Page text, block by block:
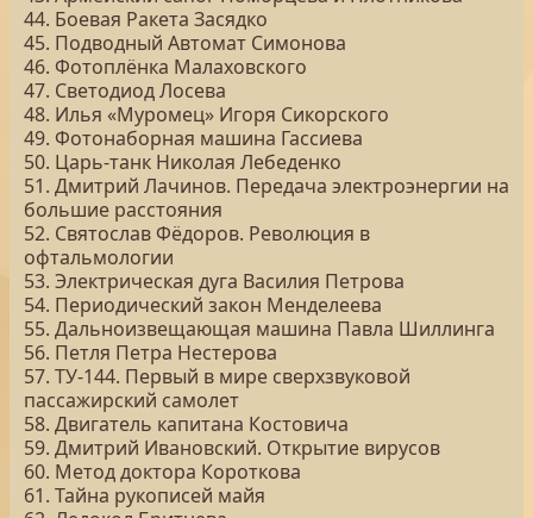
44. Боевая Ракета Засядко
45. Подводный Автомат Симонова
46. Фотоплёнка Малаховского
47. Светодиод Лосева
48. Илья «Муромец» Игоря Сикорского
49. Фотонаборная машина Гассиева
50. Царь-танк Николая Лебеденко
51. Дмитрий Лачинов. Передача электроэнергии на
большие расстояния
52. Святослав Фёдоров. Революция в
офтальмологии
53. Электрическая дуга Василия Петрова
54. Периодический закон Менделеева
55. Дальноизвещающая машина Павла Шиллинга
56. Петля Петра Нестерова
57. ТУ-144. Первый в мире сверхзвуковой
пассажирский самолет
58. Двигатель капитана Костовича
59. Дмитрий Ивановский. Открытие вирусов
60. Метод доктора Короткова
61. Тайна рукописей майя